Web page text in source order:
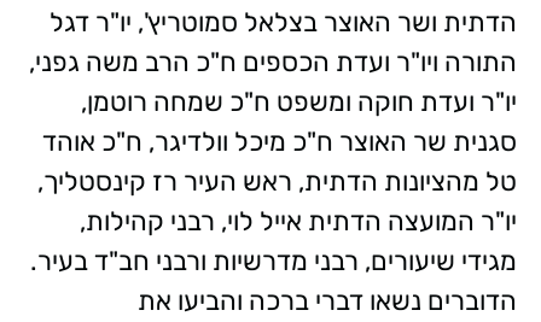
הדתית ושר האוצר בצלאל סמוטריץ', יו"ר דגל
התורה ויו"ר ועדת הכספים ח"כ הרב משה גפני,
יו"ר ועדת חוקה ומשפט ח"כ שמחה רוטמן,
סגנית שר האוצר ח"כ מיכל וולדיגר, ח"כ אוהד
טל מהציונות הדתית, ראש העיר רז קינסטליך,
יו"ר המועצה הדתית אייל לוי, רבני קהילות,
מגידי שיעורים, רבני מדרשיות ורבני חב"ד בעיר.
הדוברים נשאו דברי ברכה והביעו את